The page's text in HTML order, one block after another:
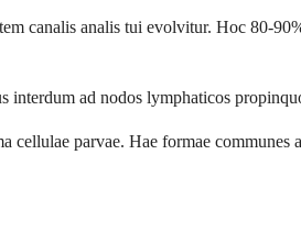
canalis analis tui evolvitur. Hoc 80-
ad nodos lymphaticos
parvae. Hae formae communes